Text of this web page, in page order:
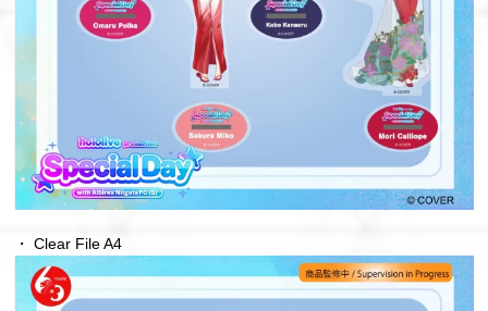
・ Clear File A4